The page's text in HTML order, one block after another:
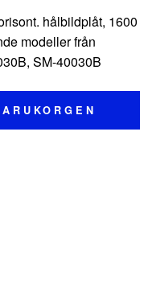
hålbildplåt, 1600
modeller från
SM-40030B